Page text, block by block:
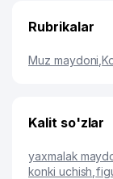
Rubrikalar
Muz maydoni ,
Kalit so'zlar
yaxmalak
konki uchish